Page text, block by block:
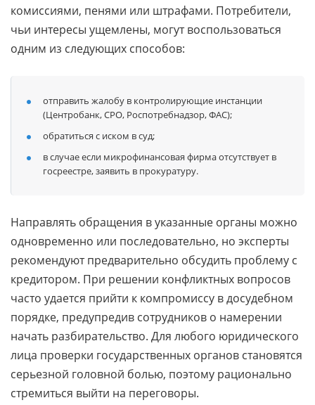
комиссиями, пенями или штрафами. Потребители,
чьи интересы ущемлены, могут воспользоваться
одним из следующих способов:
отправить жалобу в контролирующие инстанции
(Центробанк, СРО, Роспотребнадзор, ФАС);
обратиться с иском в суд;
в случае если микрофинансовая фирма отсутствует в
госреестре, заявить в прокуратуру.
Направлять обращения в указанные органы можно
одновременно или последовательно, но эксперты
рекомендуют предварительно обсудить проблему с
кредитором. При решении конфликтных вопросов
часто удается прийти к компромиссу в досудебном
порядке, предупредив сотрудников о намерении
начать разбирательство. Для любого юридического
лица проверки государственных органов становятся
серьезной головной болью, поэтому рационально
стремиться выйти на переговоры.